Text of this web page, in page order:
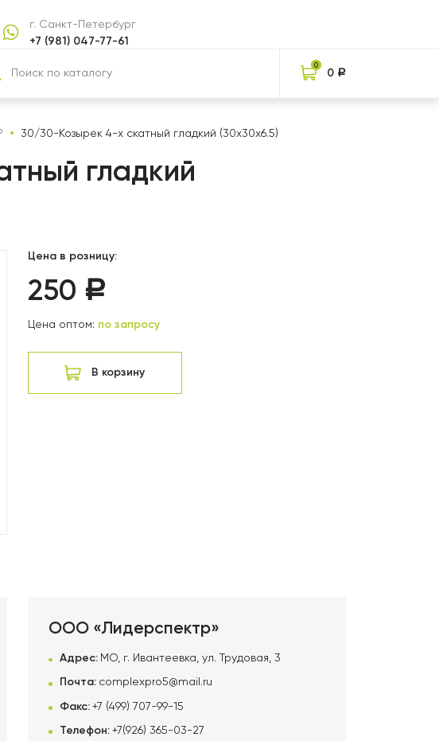
г. Санкт-Петербург
+7 (981) 047-77-61
0
0 Р
30/30-Козырек 4-х скатный гладкий (30x30x6.5)
гладкий
Цена в розницу:
250 Р
Цена оптом: по запросу
В корзину
ООО «Лидерспектр»
Адрес: МО, г. Ивантеевка, ул. Трудовая, 3
Почта: complexpro5@mail.ru
Факс: +7 (499) 707-99-15
Телефон: +7(926) 365-03-27